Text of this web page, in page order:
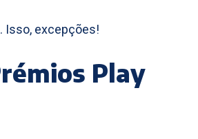
Isso, excepções!
Play